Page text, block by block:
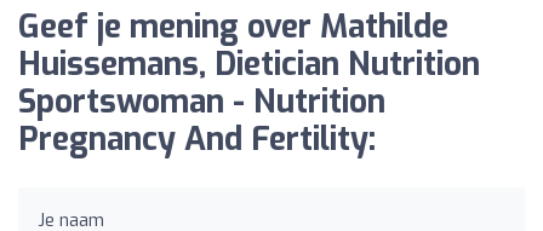
Geef je mening over Mathilde
Huissemans, Dietician Nutrition
Sportswoman - Nutrition
Pregnancy And Fertility:
Je naam